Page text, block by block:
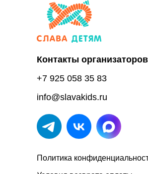
info@slavakids.ru
Контакты организаторов
+7 925 058 35 83
Политика